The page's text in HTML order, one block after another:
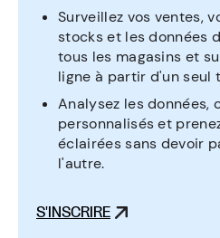
Surveillez vos ventes,
stocks et les données
tous les magasins et
ligne à partir d'un seul
Analysez les données,
personnalisés et
éclairées sans devoir
l'autre.
S'INSCRIRE